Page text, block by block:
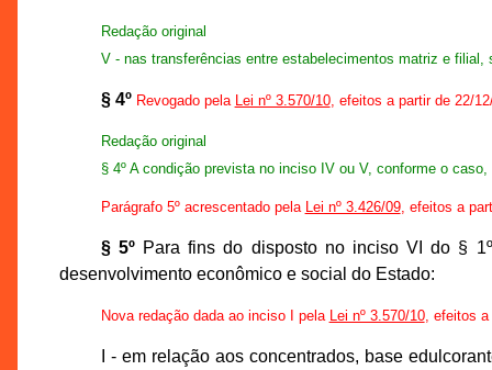
Redação original
V - nas transferências entre estabelecimentos matriz e
§ 4º Revogado pela Lei nº 3.570/10, efeitos a partir de 22/
Redação original
§ 4º A condição prevista no inciso IV ou V, conforme o
Parágrafo 5º acrescentado pela Lei nº 3.426/09, efeitos a
§ 5ºPara fins do disposto no inciso VI do §
desenvolvimento econômico e social do Estado:
Nova redação dada ao inciso I pela Lei nº 3.570/10, efeitos a
I - em relação aos concentrados, base